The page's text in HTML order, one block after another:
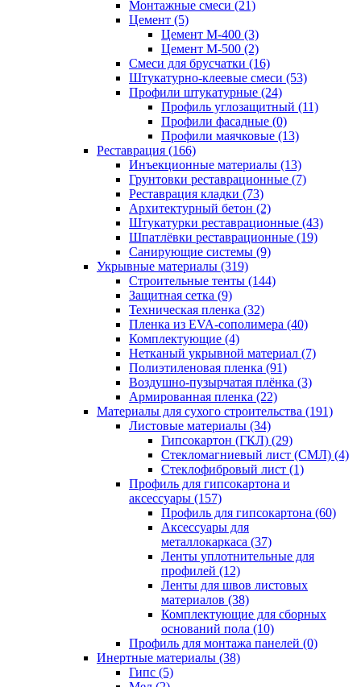
Монтажные смеси (21)
Цемент (5)
Цемент М-400 (3)
Цемент М-500 (2)
Смеси для брусчатки (16)
Штукатурно-клеевые смеси (53)
Профили штукатурные (24)
Профиль углозащитный (11)
Профили фасадные (0)
Профили маячковые (13)
Реставрация (166)
Инъекционные материалы (13)
Грунтовки реставрационные (7)
Реставрация кладки (73)
Архитектурный бетон (2)
Штукатурки реставрационные (43)
Шпатлёвки реставрационные (19)
Санирующие системы (9)
Укрывные материалы (319)
Строительные тенты (144)
Защитная сетка (9)
Техническая пленка (32)
Пленка из EVA-сополимера (40)
Комплектующие (4)
Нетканый укрывной материал (7)
Полиэтиленовая пленка (91)
Воздушно-пузырчатая плёнка (3)
Армированная пленка (22)
Материалы для сухого строительства (191)
Листовые материалы (34)
Гипсокартон (ГКЛ) (29)
Стекломагниевый лист (СМЛ) (4)
Cтеклофибровый лист (1)
Профиль для гипсокартона и
аксессуары (157)
Профиль для гипсокартона (60)
Аксессуары для
металлокаркаса (37)
Ленты уплотнительные для
профилей (12)
Ленты для швов листовых
материалов (38)
Комплектующие для сборных
оснований пола (10)
Профиль для монтажа панелей (0)
Инертные материалы (38)
Гипс (5)